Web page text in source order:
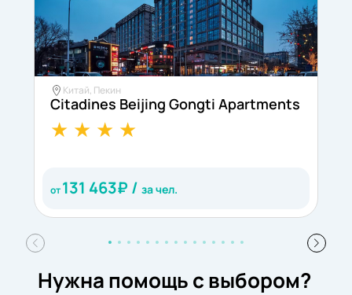
Китай, Пекин
Citadines Beijing Gongti Apartments
от131 463₽ / за чел.
Нужна помощь с выбором?